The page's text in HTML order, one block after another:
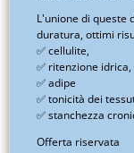
ultima
generazione
Beauty
Estetica
L'unione di queste
duratura, ottimi
✅ cellulite,
✅ ritenzione idrica,
✅ adipe
✅ tonicità dei
✅ stanchezza
Offerta riservata